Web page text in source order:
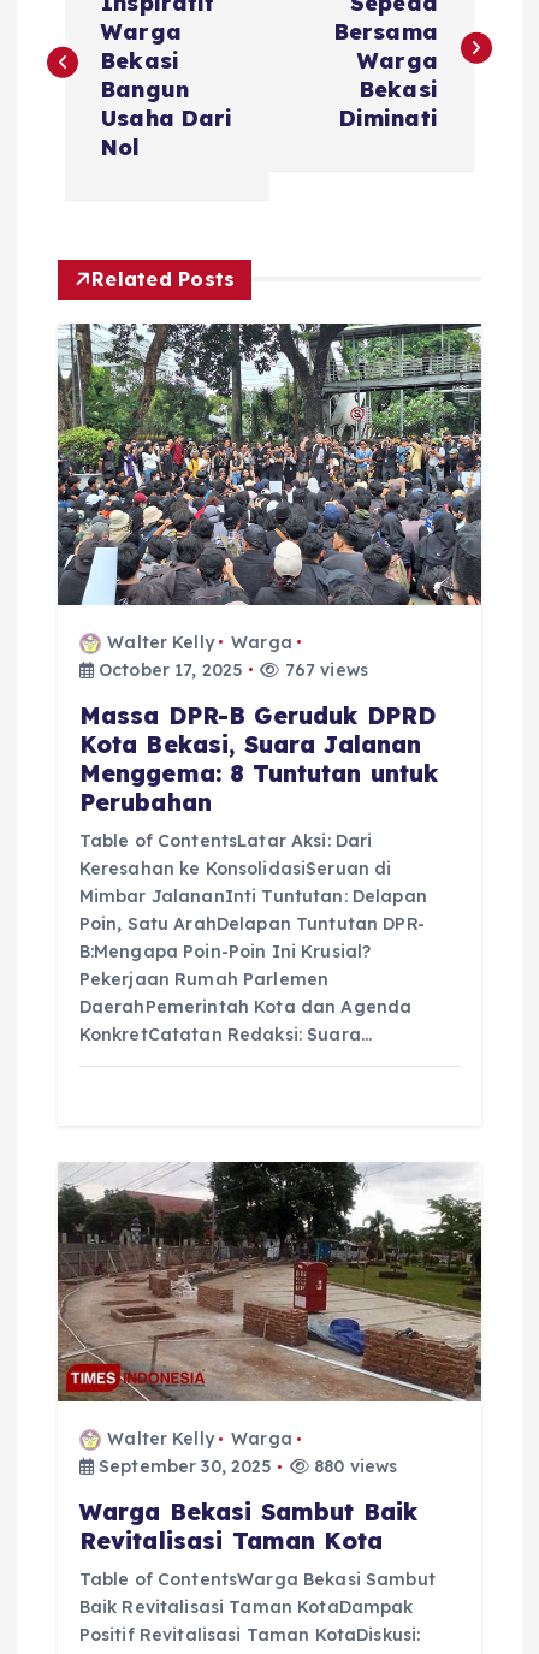
s
a
v
g
a
t
Warga
Bekasi
Bangun
Usaha Dari
Nol
Bersama
Warga
Bekasi
Diminati
Related Posts
Walter Kelly
Warga
October 17, 2025
767 views
Massa DPR-B Geruduk DPRD
Kota Bekasi, Suara Jalanan
Menggema: 8 Tuntutan untuk
Perubahan
Table of ContentsLatar Aksi: Dari
Keresahan ke KonsolidasiSeruan di
Mimbar JalananInti Tuntutan: Delapan
Poin, Satu ArahDelapan Tuntutan DPR-
B:Mengapa Poin-Poin Ini Krusial?
Pekerjaan Rumah Parlemen
DaerahPemerintah Kota dan Agenda
KonkretCatatan Redaksi: Suara…
Walter Kelly
Warga
September 30, 2025
880 views
Warga Bekasi Sambut Baik
Revitalisasi Taman Kota
Table of ContentsWarga Bekasi Sambut
Baik Revitalisasi Taman KotaDampak
Positif Revitalisasi Taman KotaDiskusi: